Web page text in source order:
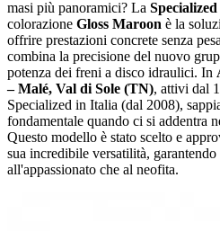
masi più panoramici? La
colorazione Gloss Maroon è la
offrire prestazioni concrete senza
combina la precisione del nuovo
potenza dei freni a disco idraulici. In
– Malé, Val di Sole (TN), attivi dal
Specialized in Italia (dal 2008),
fondamentale quando ci si addentra
Questo modello è stato scelto e
sua incredibile versatilità,
all'appassionato che al neofita.